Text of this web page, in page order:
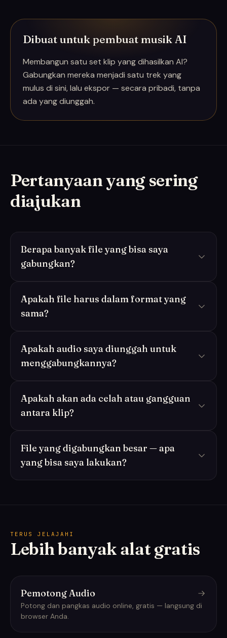
Dibuat untuk pembuat musik AI
Membangun satu set klip yang dihasilkan AI?
Gabungkan mereka menjadi satu trek yang
mulus di sini, lalu ekspor — secara pribadi, tanpa
ada yang diunggah.
Pertanyaan yang sering
diajukan
Berapa banyak file yang bisa saya
gabungkan?
Apakah file harus dalam format yang
sama?
Apakah audio saya diunggah untuk
menggabungkannya?
Apakah akan ada celah atau gangguan
antara klip?
File yang digabungkan besar — apa
yang bisa saya lakukan?
TERUS JELAJAHI
Lebih banyak alat gratis
Pemotong Audio
Potong dan pangkas audio online, gratis — langsung di
browser Anda.